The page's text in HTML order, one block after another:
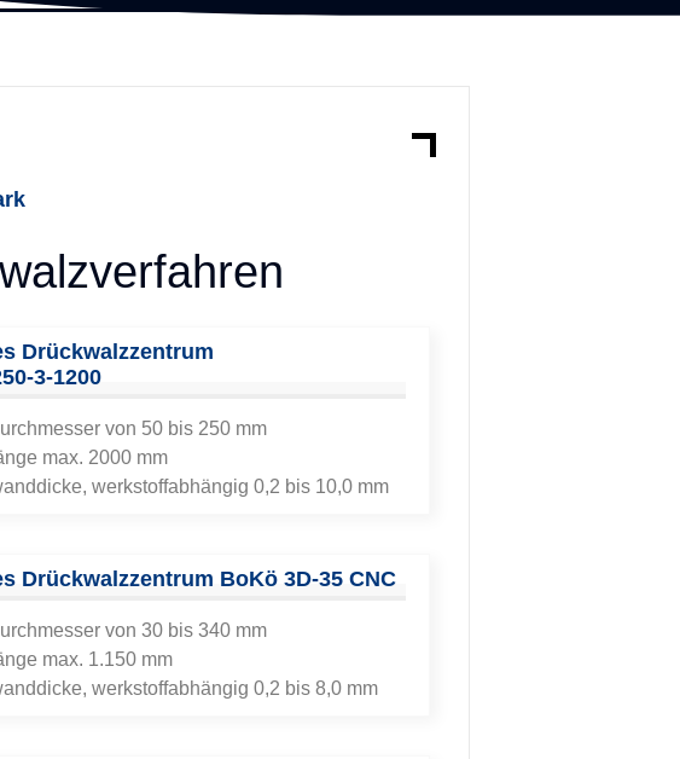
Drückwalzzentrum
3-1200
von 50 bis 250 mm
max. 2000 mm
werkstoffabhängig 0,2 bis 10,0 mm
Drückwalzzentrum BoKö 3D-35 CNC
von 30 bis 340 mm
max. 1.150 mm
werkstoffabhängig 0,2 bis 8,0 mm